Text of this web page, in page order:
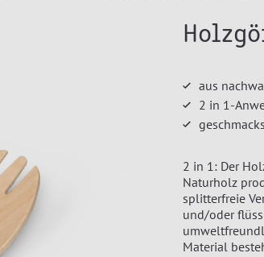
aus
2 in 1-
2 in 1: Der
Naturholz
splitterfreie
und/oder
Material